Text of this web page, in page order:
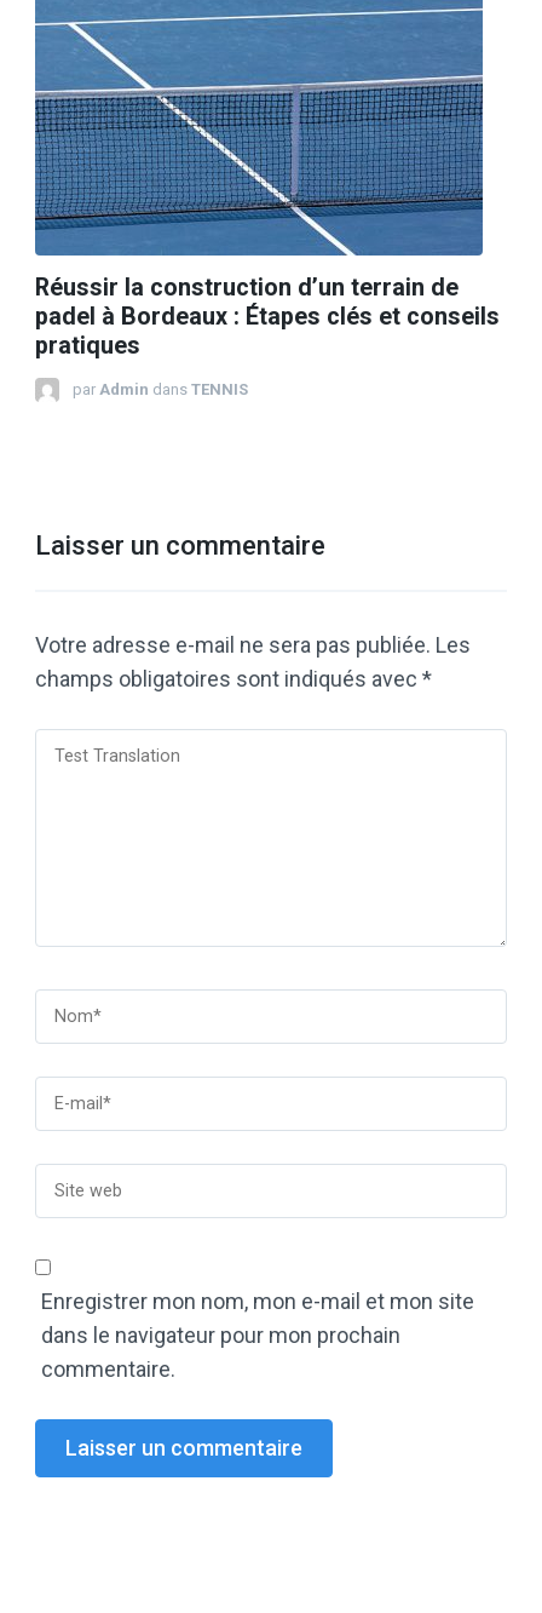
Réussir la construction d’un terrain de
padel à Bordeaux : Étapes clés et conseils
pratiques
par Admin dans TENNIS
Laisser un commentaire
Votre adresse e-mail ne sera pas publiée. Les
champs obligatoires sont indiqués avec *
Enregistrer mon nom, mon e-mail et mon site
dans le navigateur pour mon prochain
commentaire.